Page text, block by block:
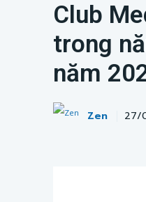
Club
trong
năm
Zen 27/